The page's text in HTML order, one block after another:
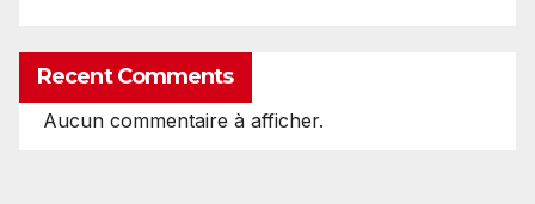
Recent Comments
Aucun commentaire à afficher.